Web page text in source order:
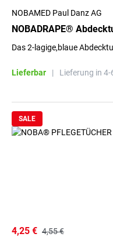
NOBAMED Paul Danz AG
NOBADRAPE®
Das 2-lagige,blaue
Lieferbar | Lieferung in 4-
SALE
4,25 € 4,55 €